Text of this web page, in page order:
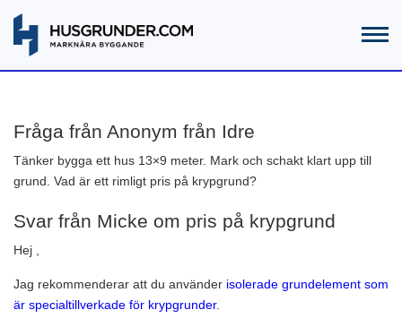
Fråga från Anonym från Idre
Tänker bygga ett hus 13×9 meter. Mark och schakt klart upp till
grund. Vad är ett rimligt pris på krypgrund?
Svar från Micke om pris på krypgrund
Hej ,
Jag rekommenderar att du använder isolerade grundelement som
är specialtillverkade för krypgrunder.